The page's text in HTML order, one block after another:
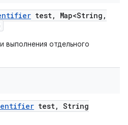
test, Map<String ,
отдельного
test, String